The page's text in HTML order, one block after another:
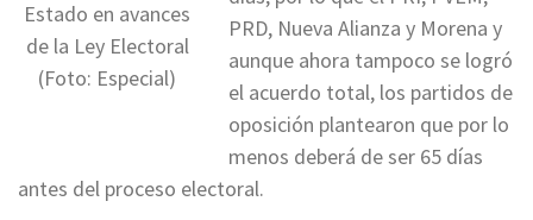
Estado en avances
de la Ley Electoral
(Foto: Especial)
PRD, Nueva Alianza y Morena y
aunque ahora tampoco se logró
el acuerdo total, los partidos de
oposición plantearon que por lo
menos deberá de ser 65 días
antes del proceso electoral.